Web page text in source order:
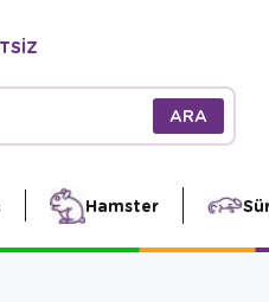
Hamster